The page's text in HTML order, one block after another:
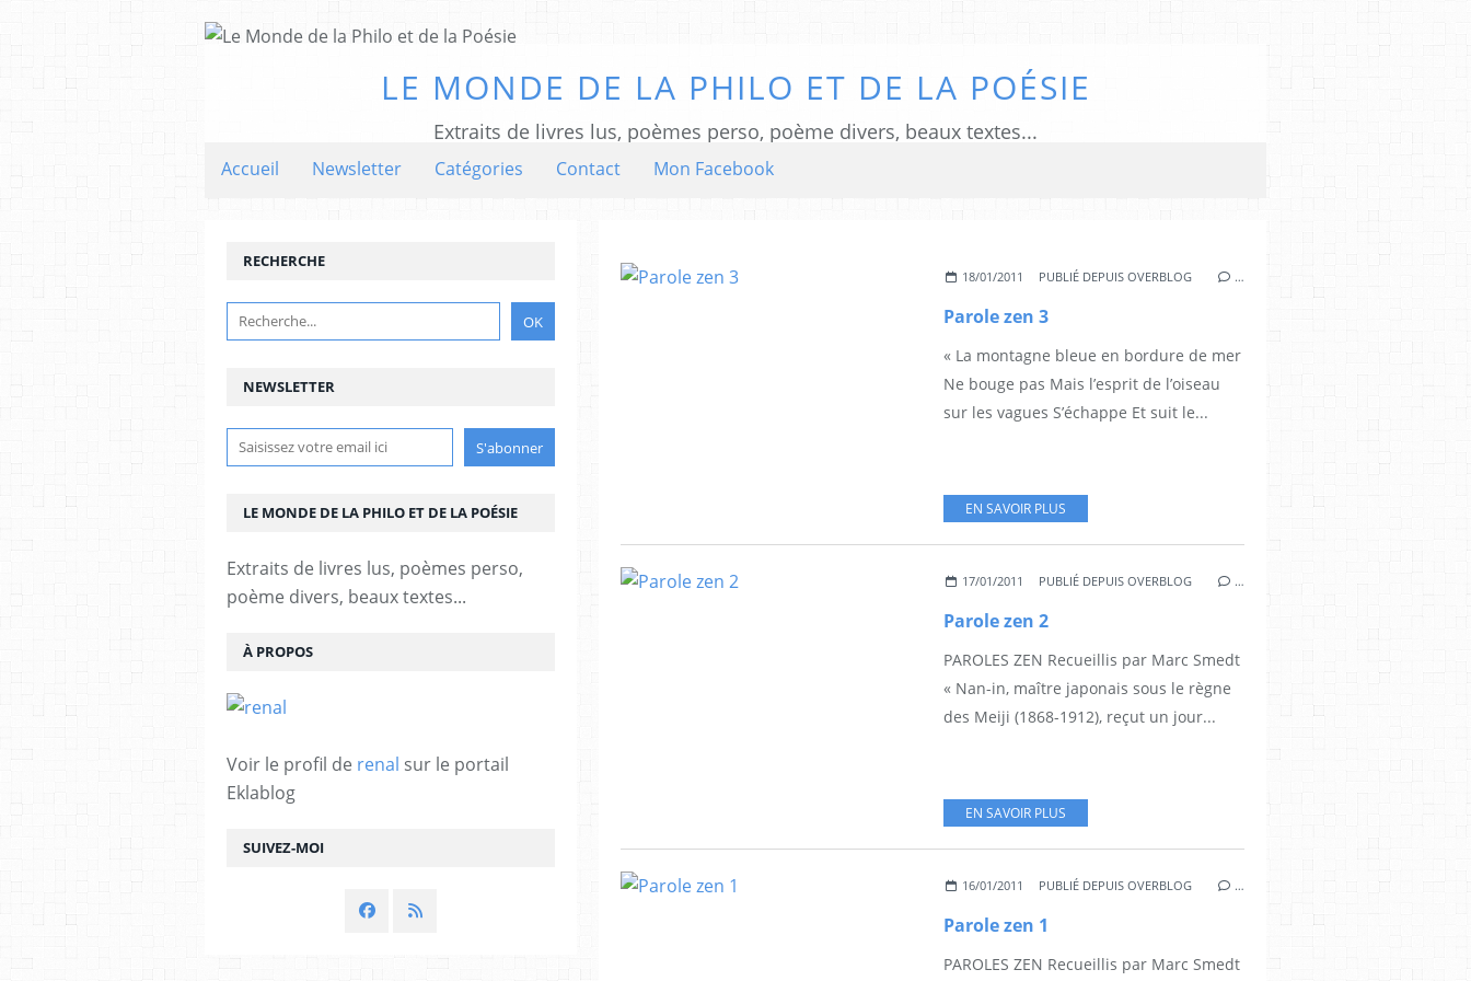
LE MONDE DE LA PHILO ET DE LA POÉSIE
Extraits de livres lus, poèmes perso, poème divers, beaux textes...
Accueil Newsletter Catégories Contact Mon Facebook
18/01/2011 PUBLIÉ DEPUIS OVERBLOG …
Parole zen 3
« La montagne bleue en bordure de mer
Ne bouge pas Mais l’esprit de l’oiseau
sur les vagues S’échappe Et suit le...
EN SAVOIR PLUS
17/01/2011 PUBLIÉ DEPUIS OVERBLOG …
Parole zen 2
PAROLES ZEN Recueillis par Marc Smedt
« Nan-in, maître japonais sous le règne
des Meiji (1868-1912), reçut un jour...
EN SAVOIR PLUS
16/01/2011 PUBLIÉ DEPUIS OVERBLOG …
Parole zen 1
PAROLES ZEN Recueillis par Marc Smedt
NEWSLETTER
SUIVEZ-MOI
RECHERCHE
LE MONDE DE LA PHILO ET DE LA POÉSIE
Extraits de livres lus, poèmes perso,
poème divers, beaux textes...
À PROPOS
Voir le profil de renal sur le portail
Eklablog